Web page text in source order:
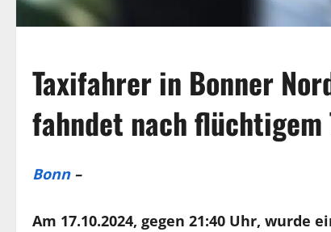
Taxifahrer in Bonner
fahndet nach flüchtigem
Bonn–
Am 17.10.2024, gegen 21:40 Uhr,